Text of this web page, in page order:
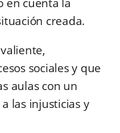
creada.
socialesy que
aulas con un
las injusticias y